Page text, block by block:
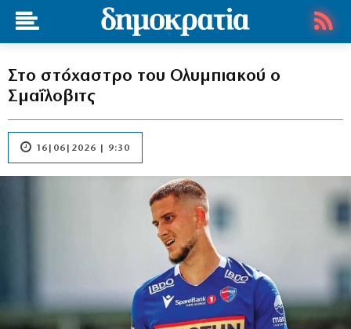
Στο στόχαστρο του Ολυμπιακού ο
Σμαΐλοβιτς
16|06|2026 | 9:30